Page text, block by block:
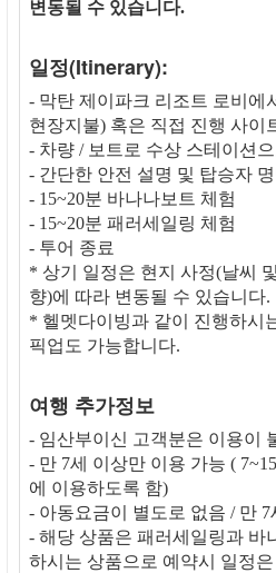
변동될 수 있습니다.
일정(Itinerary):
- 막탄 제이파크 리조트 로비에
현장지불) 혹은 직접 진행 사이
- 차량 / 보트로 수상 스테이션
- 간단한 안전 설명 및 탑승자
- 15~20분 바나나보트 체험
- 15~20분 패러세일링 체험
- 투어 종료
* 상기 일정은 현지 사정(날씨
향)에 따라 변동될 수 있습니다.
* 헬멧다이빙과 같이 진행하시
픽업도 가능합니다.
여행 추가정보
- 임산부이신 고객분은 이용이
- 만 7세 이상만 이용 가능 (
에 이용하도록 함)
- 아동요금이 별도로 없음 / 만
- 해당 상품은 패러세일링과 바
하시는 상품으로 예약시 일정